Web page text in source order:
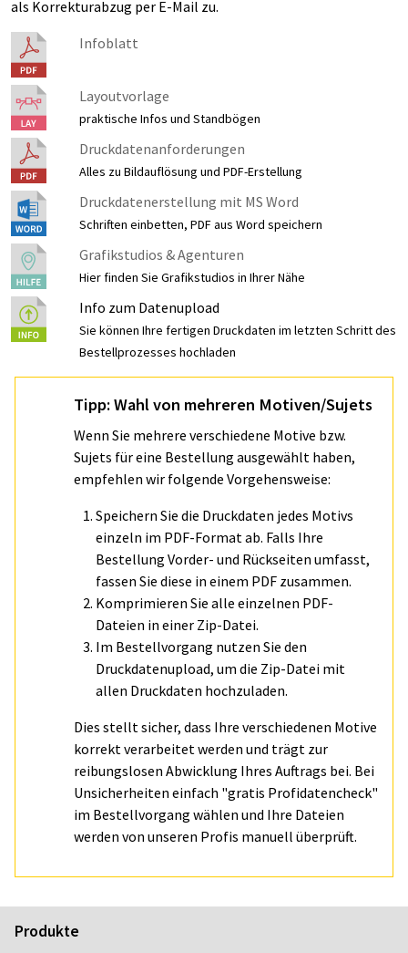
als Korrekturabzug per E-Mail zu.
Infoblatt
Layoutvorlage
praktische Infos und Standbögen
Druckdatenanforderungen
Alles zu Bildauflösung und PDF-Erstellung
Druckdatenerstellung mit MS Word
Schriften einbetten, PDF aus Word speichern
Grafikstudios & Agenturen
Hier finden Sie Grafikstudios in Ihrer Nähe
Info zum Datenupload
Sie können Ihre fertigen Druckdaten im letzten Schritt des
Bestellprozesses hochladen
Tipp: Wahl von mehreren Motiven/Sujets
Wenn Sie mehrere verschiedene Motive bzw.
Sujets für eine Bestellung ausgewählt haben,
empfehlen wir folgende Vorgehensweise:
Speichern Sie die Druckdaten jedes Motivs
einzeln im PDF-Format ab. Falls Ihre
Bestellung Vorder- und Rückseiten umfasst,
fassen Sie diese in einem PDF zusammen.
Komprimieren Sie alle einzelnen PDF-
Dateien in einer Zip-Datei.
Im Bestellvorgang nutzen Sie den
Druckdatenupload, um die Zip-Datei mit
allen Druckdaten hochzuladen.
Dies stellt sicher, dass Ihre verschiedenen Motive
korrekt verarbeitet werden und trägt zur
reibungslosen Abwicklung Ihres Auftrags bei. Bei
Unsicherheiten einfach "gratis Profidatencheck"
im Bestellvorgang wählen und Ihre Dateien
werden von unseren Profis manuell überprüft.
Produkte